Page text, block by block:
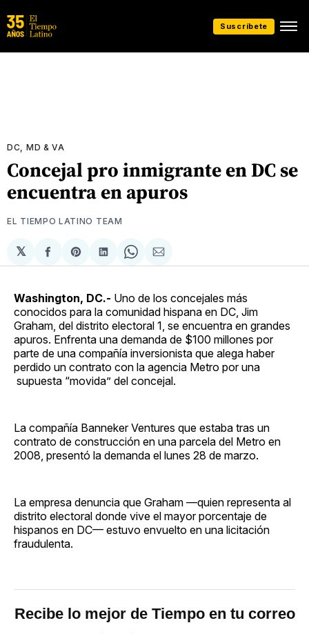
Suscríbete
DC, MD & VA
Concejal pro inmigrante en DC se
encuentra en apuros
EL TIEMPO LATINO TEAM
𝕏
Compartir
en
Share
on
Compartir
en
Share
on
Compartir
via
Washington, DC.- Uno de los concejales más
conocidos para la comunidad hispana en DC, Jim
Graham, del distrito electoral 1, se encuentra en grandes
apuros. Enfrenta una demanda de $100 millones por
parte de una compañía inversionista que alega haber
perdido un contrato con la agencia Metro por una
supuesta “movida” del concejal.
La compañía Banneker Ventures que estaba tras un
contrato de construcción en una parcela del Metro en
2008, presentó la demanda el lunes 28 de marzo.
La empresa denuncia que Graham —quien representa al
distrito electoral donde vive el mayor porcentaje de
hispanos en DC— estuvo envuelto en una licitación
fraudulenta.
Recibe lo mejor de Tiempo en tu correo